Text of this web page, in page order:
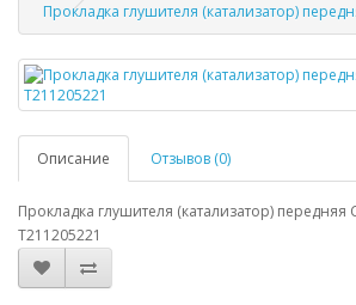
Прокладка глушителя (катализатор)
Описание Отзывов (0)
Прокладка глушителя (катализатор) передняя
T211205221